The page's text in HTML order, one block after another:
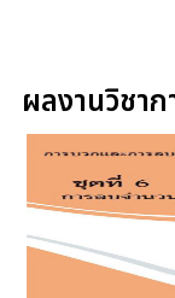
ผลงานวิชาก